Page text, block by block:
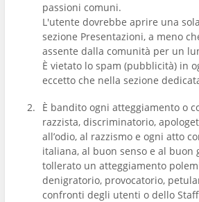
passioni comuni.
L'utente dovrebbe aprire una
sezione Presentazioni, a meno
assente dalla comunità per un
È vietato lo spam (pubblicità) in
eccetto che nella sezione
È bandito ogni atteggiamento o
razzista, discriminatorio,
all’odio, al razzismo e ogni atto
italiana, al buon senso e al buon
tollerato un atteggiamento
denigratorio, provocatorio,
confronti degli utenti o dello